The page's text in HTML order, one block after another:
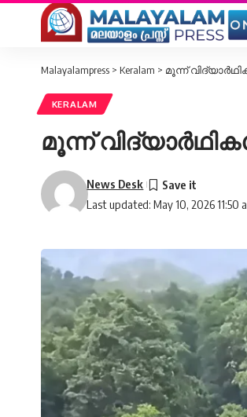
Malayalampress > Keralam > മൂന്ന്
KERALAM
മൂന്ന്
Last updated: May 10, 2026 11:50
News Desk